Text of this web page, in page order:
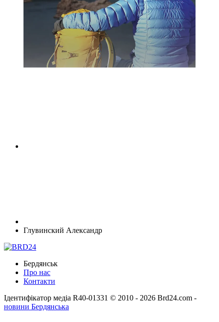
Глувинский Александр
Бердянськ
Про нас
Контакти
Ідентифікатор медіа R40-01331 © 2010 - 2026 Brd24.com -
новини Бердянська